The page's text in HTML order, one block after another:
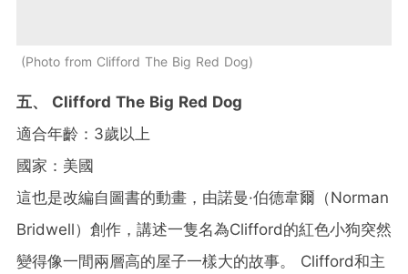
Photo from Clifford The Big Red Dog
五、 Clifford The Big Red Dog
適合年齡：3歲以上
國家：美國
這也是改編自圖書的動畫，由諾曼·伯德韋爾（Norman
Bridwell）創作，講述一隻名為Clifford的紅色小狗突然
變得像一間兩層高的屋子一樣大的故事。
Clifford和主